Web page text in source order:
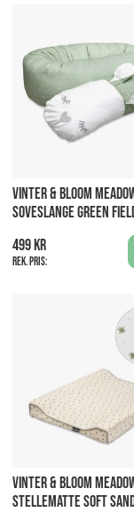
VINTER & BLOOM
SOVESLANGE GREEN
499 kr
Rek. pris:
VINTER & BLOOM
STELLEMATTE SOFT